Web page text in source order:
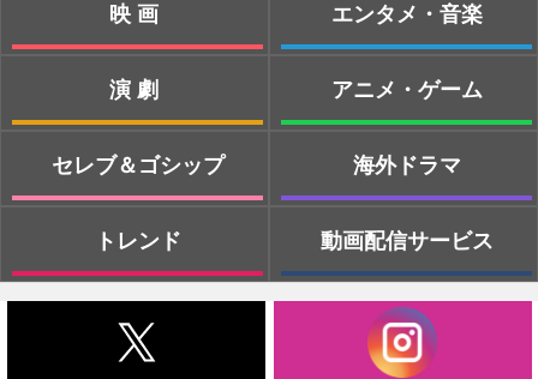
映画
演劇
セレブ＆ゴシップ
トレンド
エンタメ・音楽
アニメ・ゲーム
海外ドラマ
動画配信サービス